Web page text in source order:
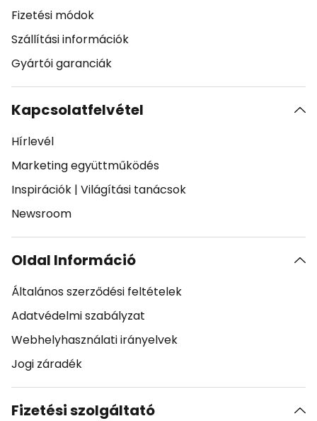
Fizetési módok
Szállítási információk
Gyártói garanciák
Kapcsolatfelvétel
Hírlevél
Marketing együttműködés
Inspirációk | Világítási tanácsok
Newsroom
Oldal Információ
Általános szerződési feltételek
Adatvédelmi szabályzat
Webhelyhasználati irányelvek
Jogi záradék
Fizetési szolgáltató